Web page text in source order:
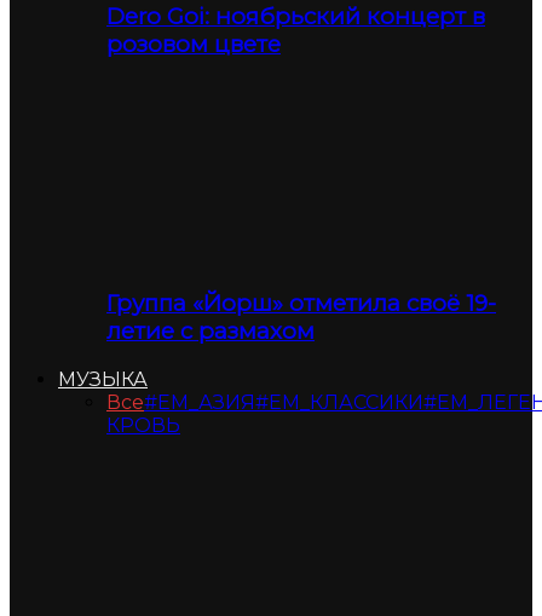
Dero Goi: ноябрьский концерт в
розовом цвете
Группа «Йорш» отметила своё 19-
летие с размахом
МУЗЫКА
Все#ЕМ_АЗИЯ#ЕМ_КЛАССИКИ
КРОВЬ